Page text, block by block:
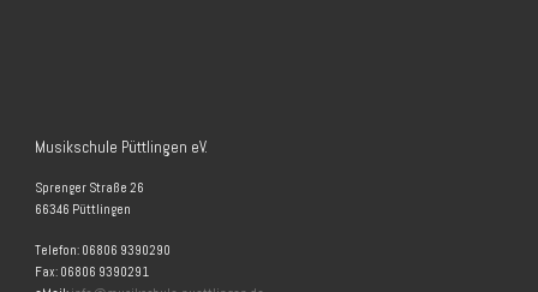
Musikschule Püttlingen eV.
Sprenger Straße 26
66346 Püttlingen
Telefon: 06806 9390290
Fax: 06806 9390291